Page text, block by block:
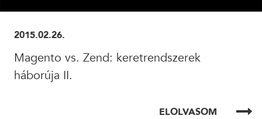
24 ÓRÁN BELÜL FELVESSZÜK VELED A KAPCSOLATOT!*
2015.02.26.
Magento vs. Zend: keretrendszerek
háborúja II.
ELOLVASOM